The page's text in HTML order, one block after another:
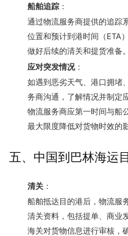
船舶追踪 ：
通过物流服务商提供的追踪
位置和预计到港时间（ETA）
做好后续的清关和提货准备。
应对突发情况：
如遇到恶劣天气、港口拥堵
务商沟通，了解情况并制定
物流服务商应第一时间与船
最大限度降低对货物时效的影
五、中国到巴林海运
清关 ：
船舶抵达目的港后，物流服
清关资料，包括提单、商业
海关对货物信息进行审核，